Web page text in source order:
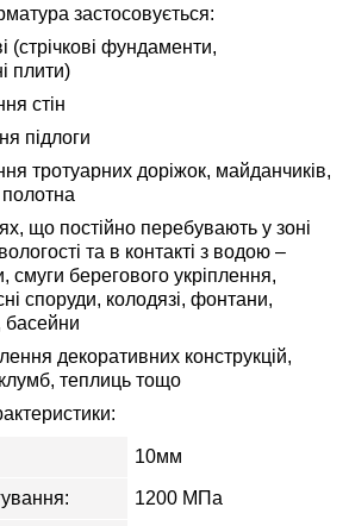
застосовується:
(стрічкові фундаменти,
плити)
стін
підлоги
тротуарних доріжок, майданчиків,
що постійно перебувають у зоні
та в контакті з водою –
смуги берегового укріплення,
споруди, колодязі, фонтани,
басейни
декоративних конструкцій,
теплиць тощо
10мм
1200 МПа